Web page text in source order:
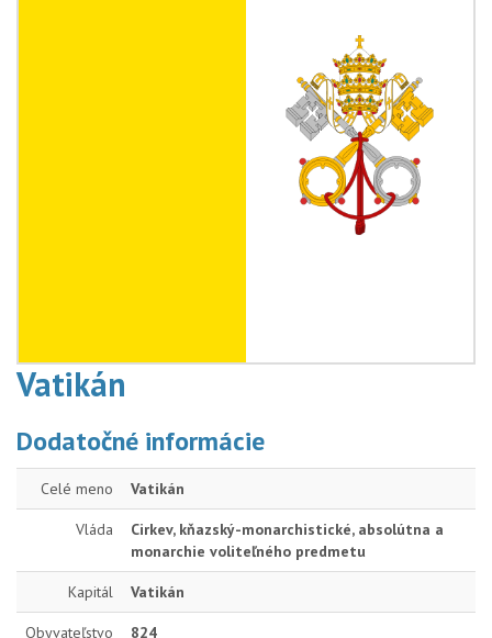
Vatikán
Dodatočné informácie
Celé meno Vatikán
Vláda
Cirkev, kňazský-monarchistické, absolútna a
monarchie voliteľného predmetu
Kapitál Vatikán
Obyvateľstvo 824